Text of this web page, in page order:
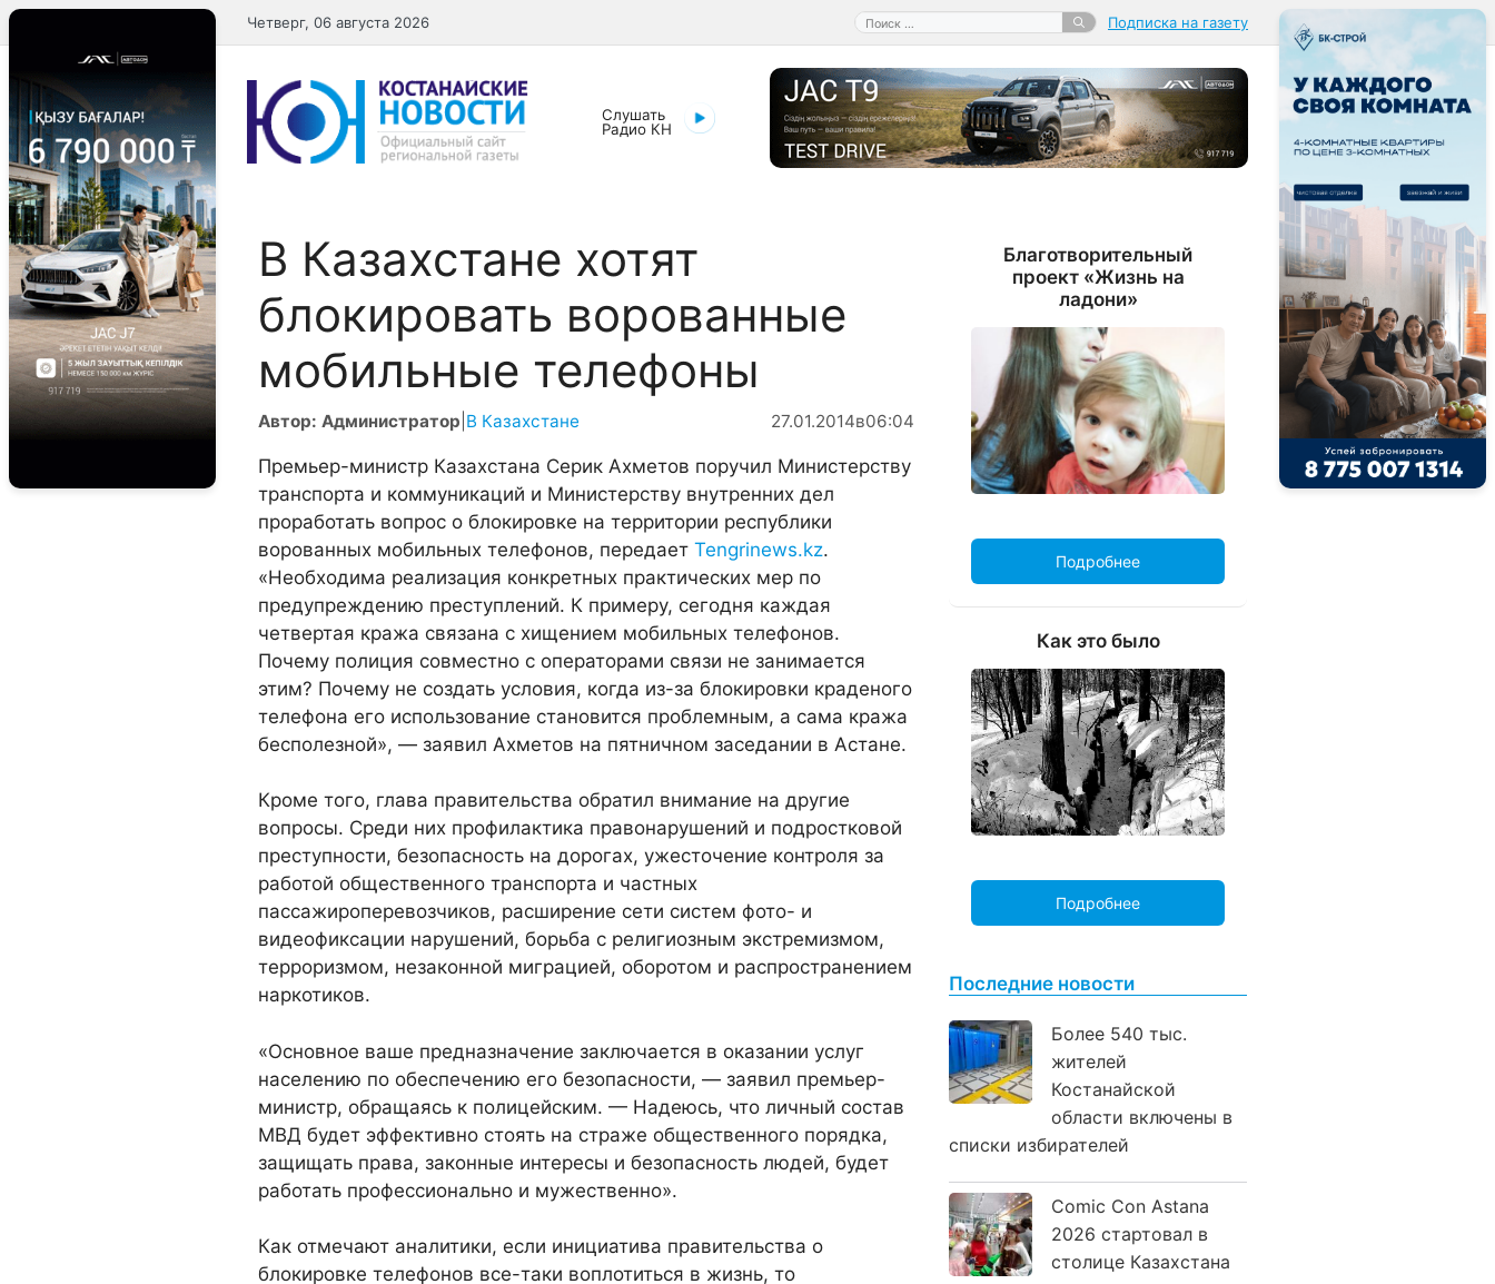
Перейти
к
содержимому
Поиск:
Четверг, 06 августа 2026 Подписка на газету
Слушать
Радио КН
В Казахстане хотят
блокировать ворованные
мобильные телефоны
Автор: Администратор В Казахстане 27.01.2014в06:04
Премьер-министр Казахстана Серик Ахметов поручил Министерству
транспорта и коммуникаций и Министерству внутренних дел
проработать вопрос о блокировке на территории республики
ворованных мобильных телефонов, передает Tengrinews.kz.
«Необходима реализация конкретных практических мер по
предупреждению преступлений. К примеру, сегодня каждая
четвертая кража связана с хищением мобильных телефонов.
Почему полиция совместно с операторами связи не занимается
этим? Почему не создать условия, когда из-за блокировки краденого
телефона его использование становится проблемным, а сама кража
бесполезной», — заявил Ахметов на пятничном заседании в Астане.
Кроме того, глава правительства обратил внимание на другие
вопросы. Среди них профилактика правонарушений и подростковой
преступности, безопасность на дорогах, ужесточение контроля за
работой общественного транспорта и частных
пассажироперевозчиков, расширение сети систем фото- и
видеофиксации нарушений, борьба с религиозным экстремизмом,
терроризмом, незаконной миграцией, оборотом и распространением
наркотиков.
«Основное ваше предназначение заключается в оказании услуг
населению по обеспечению его безопасности, — заявил премьер-
министр, обращаясь к полицейским. — Надеюсь, что личный состав
МВД будет эффективно стоять на страже общественного порядка,
защищать права, законные интересы и безопасность людей, будет
работать профессионально и мужественно».
Как отмечают аналитики, если инициатива правительства о
блокировке телефонов все-таки воплотиться в жизнь, то
Благотворительный
проект «Жизнь на
ладони»
Подробнее
Как это было
Подробнее
Последние новости
Более 540 тыс.
жителей
Костанайской
области включены в
списки избирателей
Comic Con Astana
2026 стартовал в
столице Казахстана